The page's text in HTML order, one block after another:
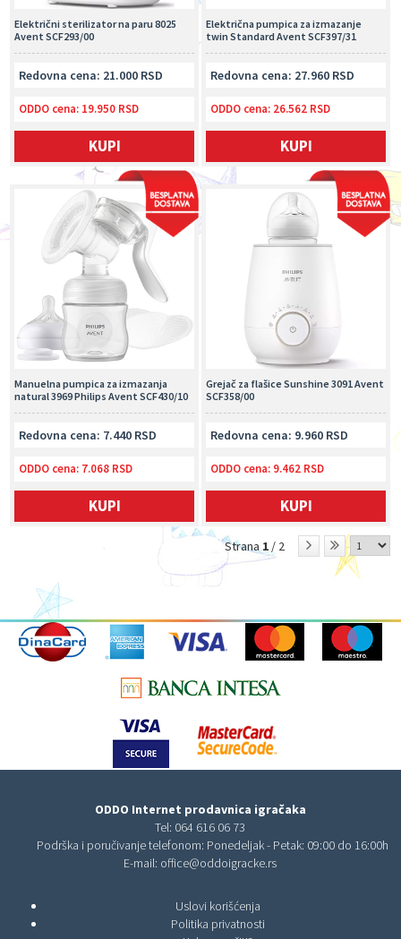
Električna pumpica za izmazanje
twin Standard Avent SCF397/31
Redovna cena: 27.960 RSD
ODDO cena: 26.562 RSD
KUPI
Električni sterilizator na paru 8025
Avent SCF293/00
Redovna cena: 21.000 RSD
ODDO cena: 19.950 RSD
KUPI
Grejač za flašice Sunshine 3091 Avent
SCF358/00
Redovna cena: 9.960 RSD
ODDO cena: 9.462 RSD
KUPI
Manuelna pumpica za izmazanja
natural 3969 Philips Avent SCF430/10
Redovna cena: 7.440 RSD
ODDO cena: 7.068 RSD
KUPI
Strana1 / 2
ODDO Internet prodavnica igračaka
Tel: 064 616 06 73
Podrška i poručivanje telefonom: Ponedeljak - Petak: 09:00 do 16:00h
E-mail: office@oddoigracke.rs
Uslovi korišćenja
Politika privatnosti